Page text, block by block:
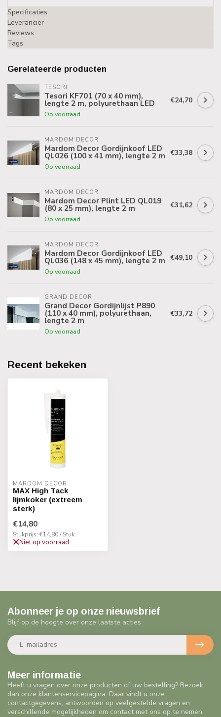
Specificaties
Leverancier
Reviews
Tags
Gerelateerde producten
TESORI
Tesori KF701 (70 x 40 mm),
lengte 2 m, polyurethaan LED
Op voorraad
€24,70
MARDOM DECOR
Mardom Decor Gordijnkoof LED
QL026 (100 x 41 mm), lengte 2 m
Op voorraad
€33,38
MARDOM DECOR
Mardom Decor Plint LED QL019
(80 x 25 mm), lengte 2 m
Op voorraad
€31,62
MARDOM DECOR
Mardom Decor Gordijnkoof LED
QL036 (148 x 45 mm), lengte 2 m
Op voorraad
€49,10
GRAND DECOR
Grand Decor Gordijnlijst P890
(110 x 40 mm), polyurethaan,
lengte 2 m
Op voorraad
€33,72
Recent bekeken
MARDOM DECOR
MAX High Tack
lijmkoker (extreem
sterk)
€14,80
Stukprijs: €14,80 / Stuk
Niet op voorraad
Meer informatie
Heeft u vragen over onze producten of uw bestelling? Bezoek
dan onze klantenservicepagina. Daar vindt u onze
contactgegevens, antwoorden op veelgestelde vragen en
verschillende mogelijkheden om contact met ons op te nemen.
Abonneer je op onze nieuwsbrief
Blijf op de hoogte over onze laatste acties